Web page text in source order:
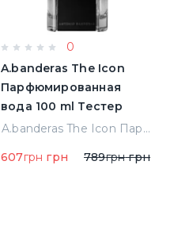
0
A.banderas The Icon
Парфюмированная
вода 100 ml Тестер
A.banderas The Icon Парфюмированная вода 100 ml Тестер
607грн грн 789грнгрн